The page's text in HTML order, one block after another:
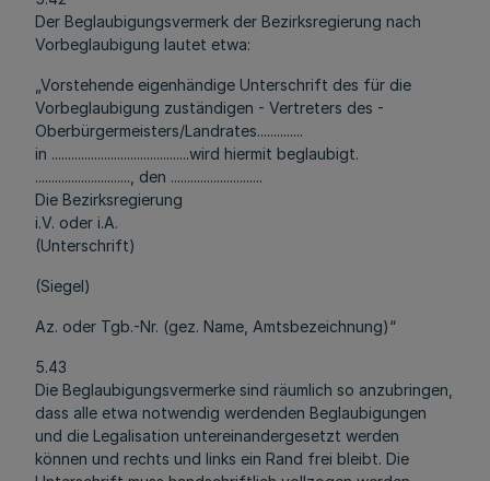
Der Beglaubigungsvermerk der Bezirksregierung nach
Vorbeglaubigung lautet etwa:
„Vorstehende eigenhändige Unterschrift des für die
Vorbeglaubigung zuständigen - Vertreters des -
Oberbürgermeisters/Landrates..............
in ..........................................wird hiermit beglaubigt.
............................., den ............................
Die Bezirksregierung
i.V. oder i.A.
(Unterschrift)
(Siegel)
Az. oder Tgb.-Nr. (gez. Name, Amtsbezeichnung)“
5.43
Die Beglaubigungsvermerke sind räumlich so anzubringen,
dass alle etwa notwendig werdenden Beglaubigungen
und die Legalisation untereinandergesetzt werden
können und rechts und links ein Rand frei bleibt. Die